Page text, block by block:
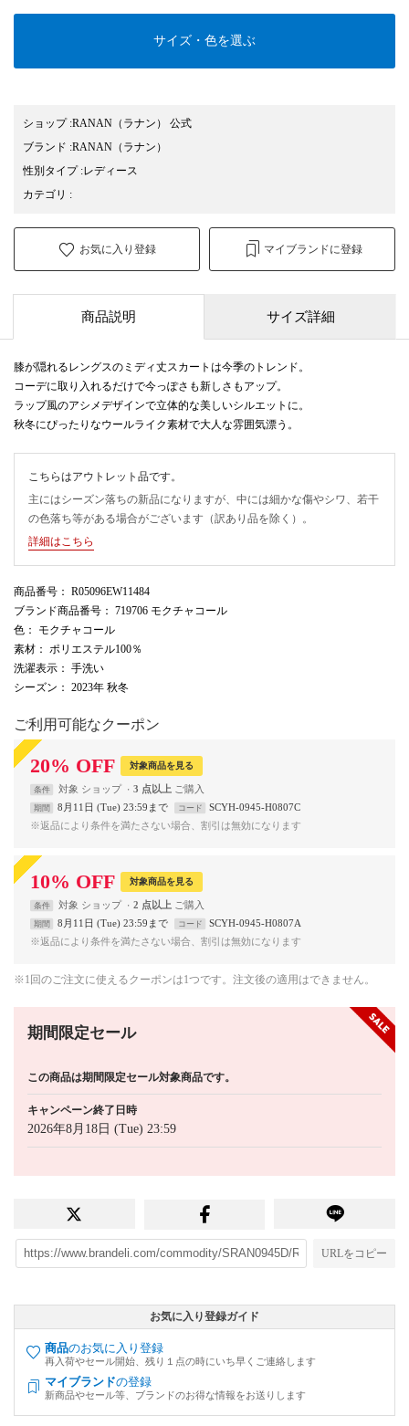
サイズ・色を選ぶ
ショップ:RANAN（ラナン） 公式
ブランド :RANAN （ラナン）
性別タイプ:レディース
カテゴリ :
お気に入り登録 マイブランドに登録
商品説明 サイズ詳細
膝が隠れるレングスのミディ丈スカートは今季のトレンド。
コーデに取り入れるだけで今っぽさも新しさもアップ。
ラップ風のアシメデザインで立体的な美しいシルエットに。
秋冬にぴったりなウールライク素材で大人な雰囲気漂う。
こちらはアウトレット品です。
主にはシーズン落ちの新品になりますが、中には細かな傷やシワ、若干
の色落ち等がある場合がございます（訳あり品を除く）。
詳細はこちら
商品番号 ： R05096EW11484
ブランド商品番号 ： 719706 モクチャコール
色 ： モクチャコール
素材 ： ポリエステル100％
洗濯表示 ： 手洗い
シーズン ： 2023年 秋冬
ご利用可能なクーポン
20% OFF 対象商品を見る
条件 対象 ショップ 3 点以上
期間 8月11日 (Tue) 23:59まで コード
SCYH-0945-H0807C
※返品により条件を満たさない場合、割引は無効になります
10% OFF 対象商品を見る
条件 対象 ショップ 2 点以上
期間 8月11日 (Tue) 23:59まで コード
SCYH-0945-H0807A
※返品により条件を満たさない場合、割引は無効になります
※1回のご注文に使えるクーポンは1つです。注文後の適用はできません。
期間限定セール
この商品は期間限定セール対象商品です。
キャンペーン終了日時
2026年8月18日 (Tue) 23:59
URLをコピー
お気に入り登録ガイド
商品のお気に入り登録
再入荷やセール開始、残り１点の時にいち早くご連絡します
マイブランドの登録
新商品やセール等、ブランドのお得な情報をお送りします